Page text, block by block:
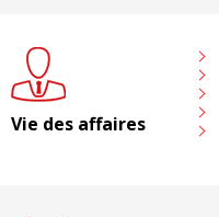
Vie des affaires